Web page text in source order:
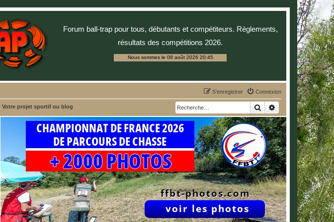
Forum ball-trap pour tous, débutants et compétiteurs. Règlements,
résultats des compétitions 2026.
Nous sommes le 08 août 2026 20:45
Connexion
S’enregistrer
Votre projet sportif ou blog RechercherRecherche avancée